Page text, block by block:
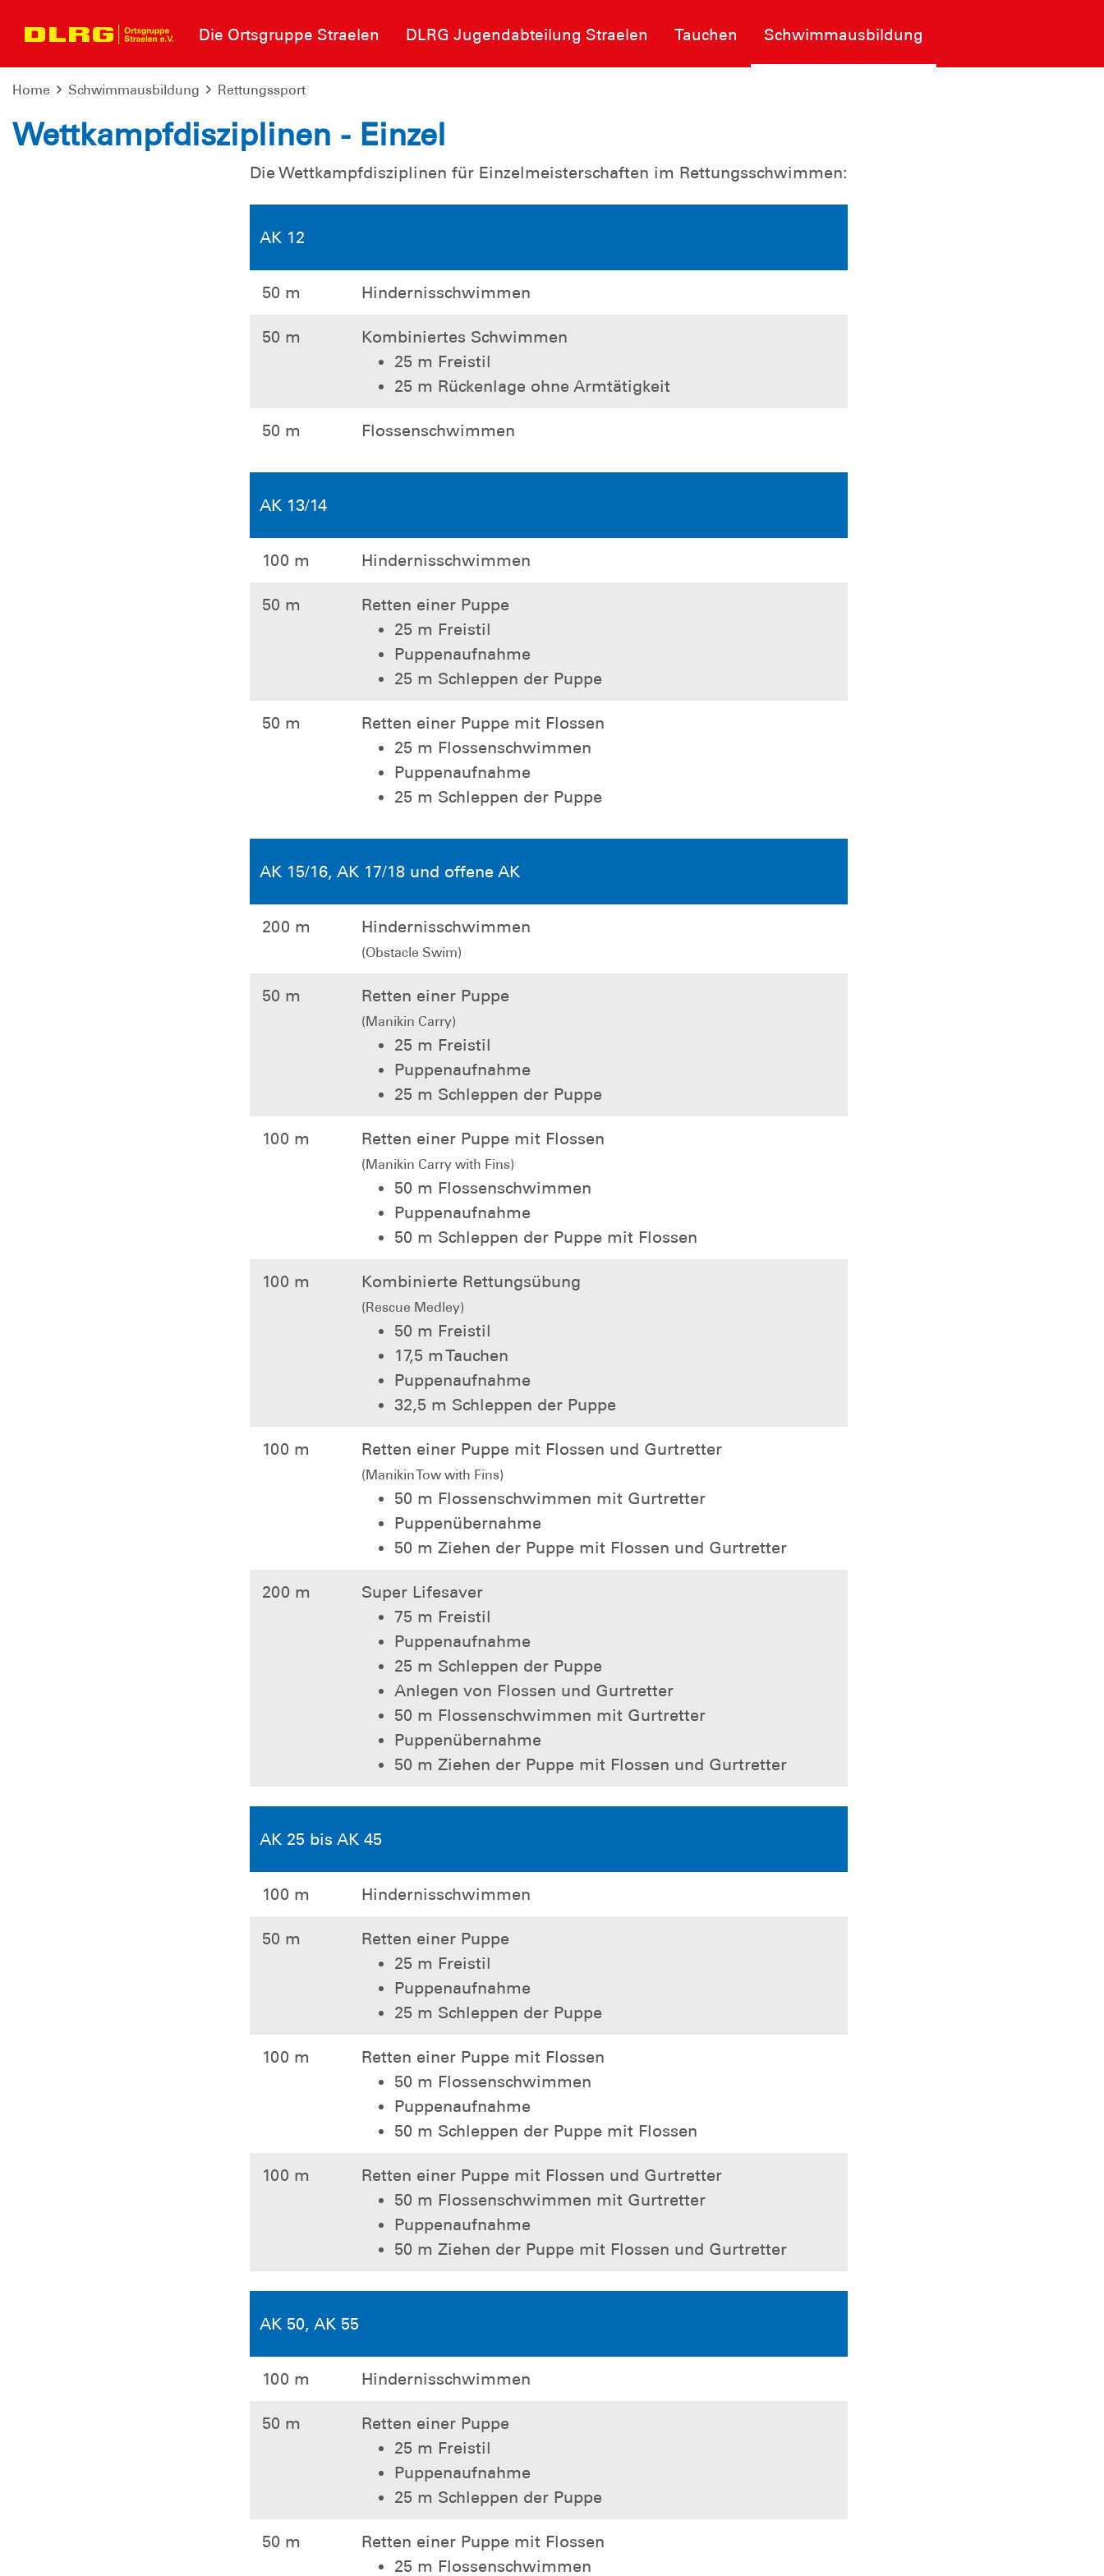
Die Ortsgruppe Straelen DLRG Jugendabteilung Straelen Tauchen Schwimmausbildung
Home Schwimmausbildung Rettungssport
Wettkampfdisziplinen - Einzel
Die Wettkampfdisziplinen für Einzelmeisterschaften im Rettungsschwimmen:
AK 12
50 m Hindernisschwimmen
50 m
Kombiniertes Schwimmen
25 m Freistil
25 m Rückenlage ohne Armtätigkeit
50 m Flossenschwimmen
AK 13/14
100 m Hindernisschwimmen
50 m
Retten einer Puppe
25 m Freistil
Puppenaufnahme
25 m Schleppen der Puppe
50 m
Retten einer Puppe mit Flossen
25 m Flossenschwimmen
Puppenaufnahme
25 m Schleppen der Puppe
AK 15/16, AK 17/18 und offene AK
200 m Hindernisschwimmen
(Obstacle Swim)
50 m Retten einer Puppe
(Manikin Carry)
25 m Freistil
Puppenaufnahme
25 m Schleppen der Puppe
100 m Retten einer Puppe mit Flossen
(Manikin Carry with Fins)
50 m Flossenschwimmen
Puppenaufnahme
50 m Schleppen der Puppe mit Flossen
100 m Kombinierte Rettungsübung
(Rescue Medley)
50 m Freistil
17,5 m Tauchen
Puppenaufnahme
32,5 m Schleppen der Puppe
100 m Retten einer Puppe mit Flossen und Gurtretter
(Manikin Tow with Fins)
50 m Flossenschwimmen mit Gurtretter
Puppenübernahme
50 m Ziehen der Puppe mit Flossen und Gurtretter
200 m
Super Lifesaver
75 m Freistil
Puppenaufnahme
25 m Schleppen der Puppe
Anlegen von Flossen und Gurtretter
50 m Flossenschwimmen mit Gurtretter
Puppenübernahme
50 m Ziehen der Puppe mit Flossen und Gurtretter
AK 25 bis AK 45
100 m Hindernisschwimmen
50 m
Retten einer Puppe
25 m Freistil
Puppenaufnahme
25 m Schleppen der Puppe
100 m
Retten einer Puppe mit Flossen
50 m Flossenschwimmen
Puppenaufnahme
50 m Schleppen der Puppe mit Flossen
100 m
Retten einer Puppe mit Flossen und Gurtretter
50 m Flossenschwimmen mit Gurtretter
Puppenaufnahme
50 m Ziehen der Puppe mit Flossen und Gurtretter
AK 50, AK 55
100 m Hindernisschwimmen
50 m
Retten einer Puppe
25 m Freistil
Puppenaufnahme
25 m Schleppen der Puppe
50 m
Retten einer Puppe mit Flossen
25 m Flossenschwimmen